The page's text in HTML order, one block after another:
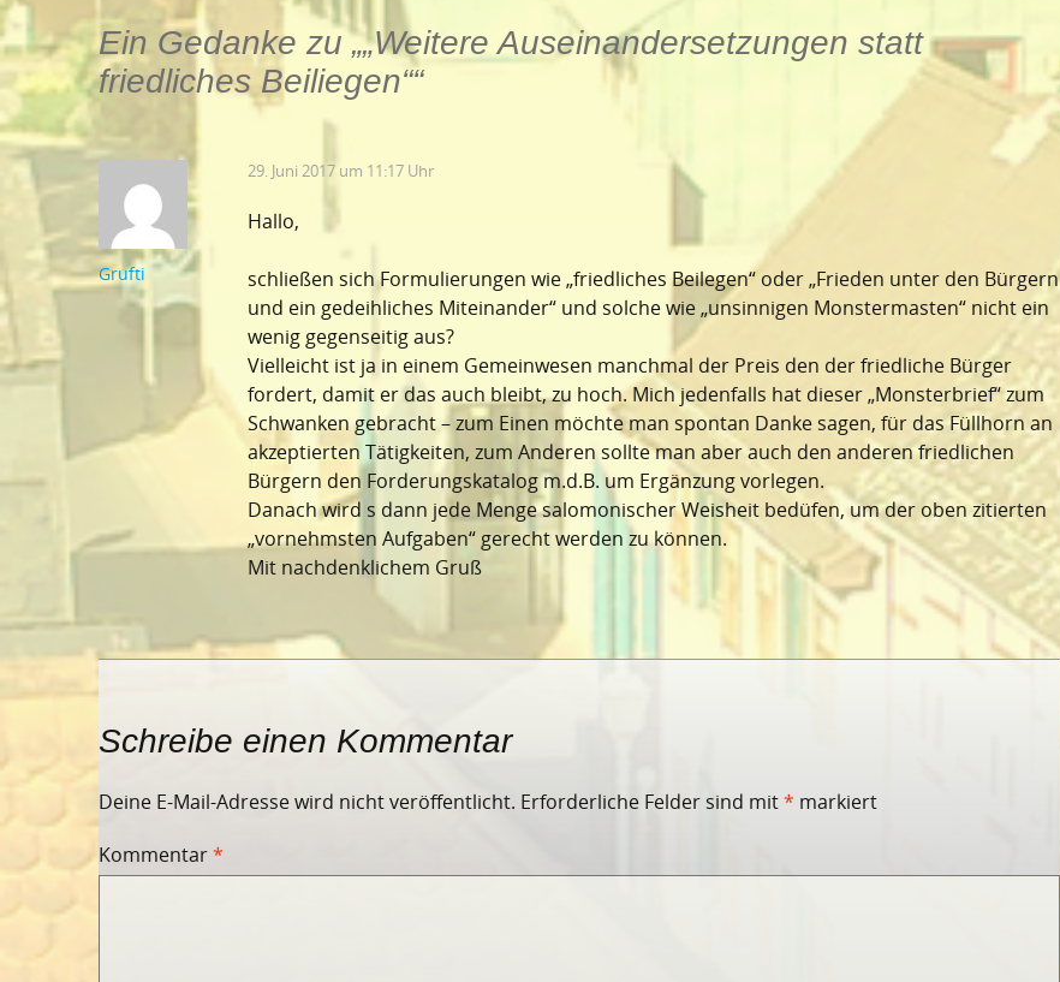
Ein Gedanke zu „„Weitere Auseinandersetzungen statt
friedliches Beiliegen““
Grufti
29. Juni 2017 um 11:17 Uhr
Hallo,
schließen sich Formulierungen wie „friedliches Beilegen“ oder „Frieden unter den Bürgern
und ein gedeihliches Miteinander“ und solche wie „unsinnigen Monstermasten“ nicht ein
wenig gegenseitig aus?
Vielleicht ist ja in einem Gemeinwesen manchmal der Preis den der friedliche Bürger
fordert, damit er das auch bleibt, zu hoch. Mich jedenfalls hat dieser „Monsterbrief“ zum
Schwanken gebracht – zum Einen möchte man spontan Danke sagen, für das Füllhorn an
akzeptierten Tätigkeiten, zum Anderen sollte man aber auch den anderen friedlichen
Bürgern den Forderungskatalog m.d.B. um Ergänzung vorlegen.
Danach wird s dann jede Menge salomonischer Weisheit bedüfen, um der oben zitierten
„vornehmsten Aufgaben“ gerecht werden zu können.
Mit nachdenklichem Gruß
Schreibe einen Kommentar
Deine E-Mail-Adresse wird nicht veröffentlicht. Erforderliche Felder sind mit* markiert
Kommentar*